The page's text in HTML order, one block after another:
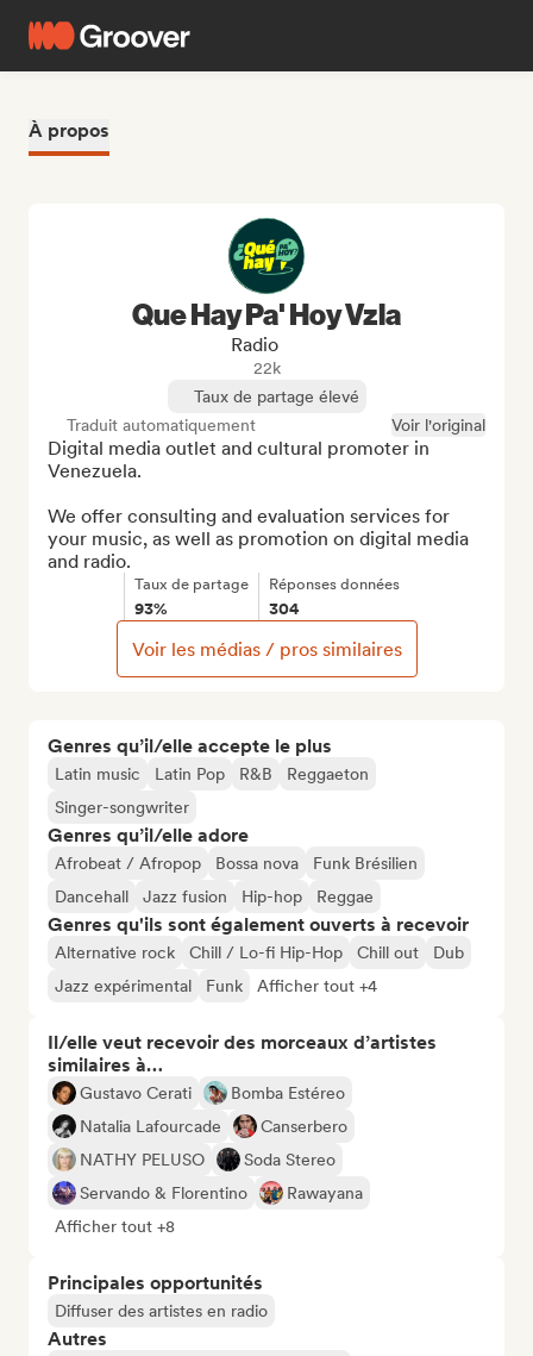
À propos
Genres qu’il/elle accepte le plus
Latin music Latin Pop R&B
Reggaeton
Singer-songwriter
Genres qu’il/elle adore
Afrobeat / Afropop Bossa nova
Funk Brésilien
Dancehall
Jazz fusion Hip-hop Reggae
Genres qu'ils sont également ouverts à recevoir
Alternative rock Chill / Lo-fi Hip-Hop Chill out
Dub
Jazz expérimental
Funk Afficher tout +4
Il/elle veut recevoir des morceaux d’artistes
similaires à…
Gustavo Cerati
Bomba Estéreo
Natalia Lafourcade
Canserbero
NATHY PELUSO
Soda Stereo
Servando & Florentino
Rawayana
Afficher tout +8
Principales opportunités
Diffuser des artistes en radio
Autres
Que Hay Pa' Hoy Vzla
Radio
22k
Taux de partage élevé
Traduit automatiquement
Voir l'original
Digital media outlet and cultural promoter in
Venezuela.
We offer consulting and evaluation services for
your music, as well as promotion on digital media
and radio.
Taux de partage
93%
Réponses données
304
Voir les médias / pros similaires